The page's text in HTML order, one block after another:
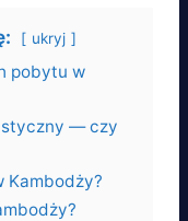
ukryj
pobytu w
— czy
Kambodży?